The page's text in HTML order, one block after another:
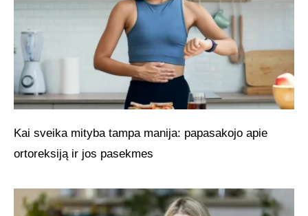
Kai sveika mityba tampa manija: papasakojo apie
ortoreksiją ir jos pasekmes